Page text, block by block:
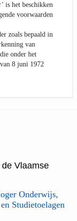
is het beschikken
voorwaarden
zoals bepaald in
van
onder het
8 juni 1972
Vlaamse
Onderwijs,
Studietoelagen